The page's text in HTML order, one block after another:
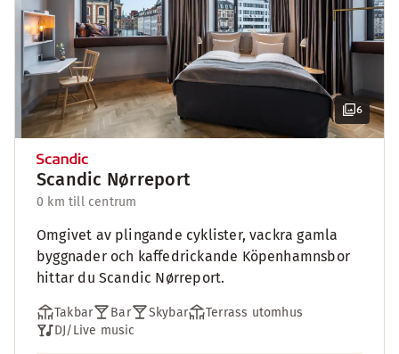
6
Scandic Nørreport
0 km till centrum
Omgivet av plingande cyklister, vackra gamla
byggnader och kaffedrickande Köpenhamnsbor
hittar du Scandic Nørreport.
Takbar Bar Skybar
Terrass utomhus
DJ/Live music